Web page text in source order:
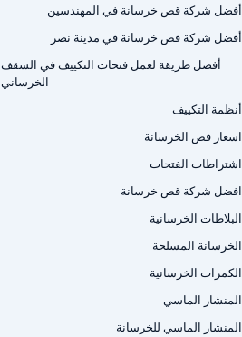
أفضل شركة قص خرسانة في المهندسين
أفضل شركة قص خرسانة في مدينة نصر
أفضل طريقة لعمل فتحات التكييف في السقف
الخرساني
أنظمة التكييف
اسعار قص الخرسانة
اشتراطات الفتحات
افضل شركة قص خرسانة
البلاطات الخرسانية
الخرسانة المسلحة
الكمرات الخرسانية
المنشار الماسي
المنشار الماسي للخرسانة